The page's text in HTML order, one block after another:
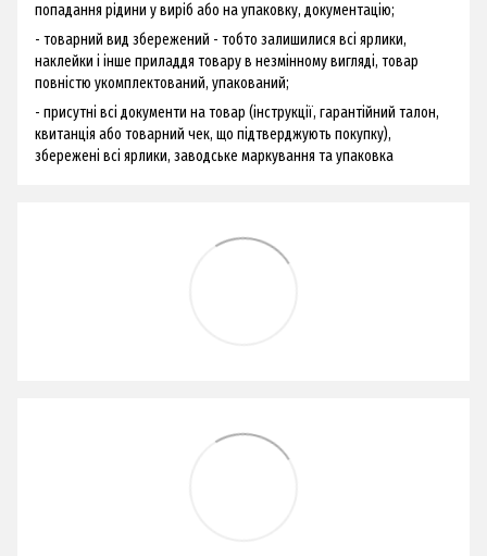
попадання рідини у виріб або на упаковку, документацію;
- товарний вид збережений - тобто залишилися всі ярлики,
наклейки і інше приладдя товару в незмінному вигляді, товар
повністю укомплектований, упакований;
- присутні всі документи на товар (інструкції, гарантійний талон,
квитанція або товарний чек, що підтверджують покупку),
збережені всі ярлики, заводське маркування та упаковка